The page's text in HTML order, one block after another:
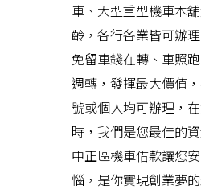
車、大型重型機車本
齡，各行各業皆可辦
免留車錢在轉、車照
週轉，發揮最大價值
號或個人均可辦理，
時，我們是您最佳的
中正區機車借款讓您
惱，是你實現創業夢